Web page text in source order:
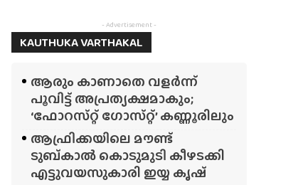
- Advertisement -
KAUTHUKA VARTHAKAL
ആരും കാണാതെ വളർന്ന്
പൂവിട്ട് അപ്രത്യക്ഷമാകും;
‘ഫോറസ്‌റ്റ്‌ ഗോസ്‌റ്റ്’ കണ്ണൂരിലും
ആഫ്രിക്കയിലെ മൗണ്ട്
ടുബ്‌കാൽ കൊടുമുടി കീഴടക്കി
എട്ടുവയസുകാരി ഇയ്യ കൃഷ്